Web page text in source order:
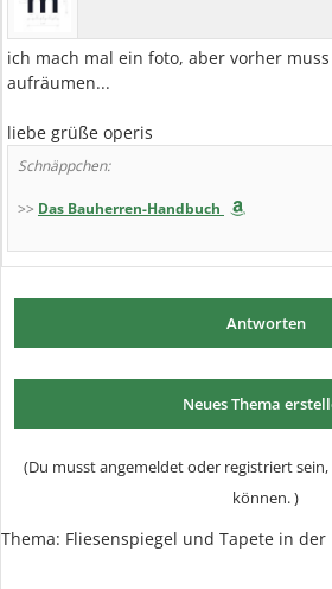
ich mach mal ein foto, aber vorher
aufräumen...
liebe grüße operis
Schnäppchen:
>> Das Bauherren-Handbuch
Antworten
Neues Thema
(Du musst angemeldet oder registriert
können. )
Thema: Fliesenspiegel und Tapete in der